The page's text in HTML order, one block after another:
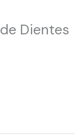
Dientes